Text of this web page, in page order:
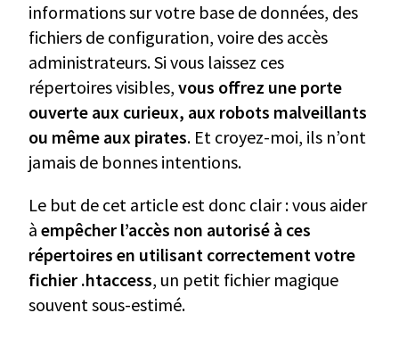
informations sur votre base de données, des
fichiers de configuration, voire des accès
administrateurs. Si vous laissez ces
répertoires visibles, vous offrez une porte
ouverte aux curieux, aux robots malveillants
ou même aux pirates. Et croyez-moi, ils n’ont
jamais de bonnes intentions.
Le but de cet article est donc clair : vous aider
à empêcher l’accès non autorisé à ces
répertoires en utilisant correctement votre
fichier .htaccess, un petit fichier magique
souvent sous-estimé.